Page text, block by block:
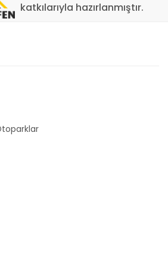
katkılarıyla hazırlanmıştır.